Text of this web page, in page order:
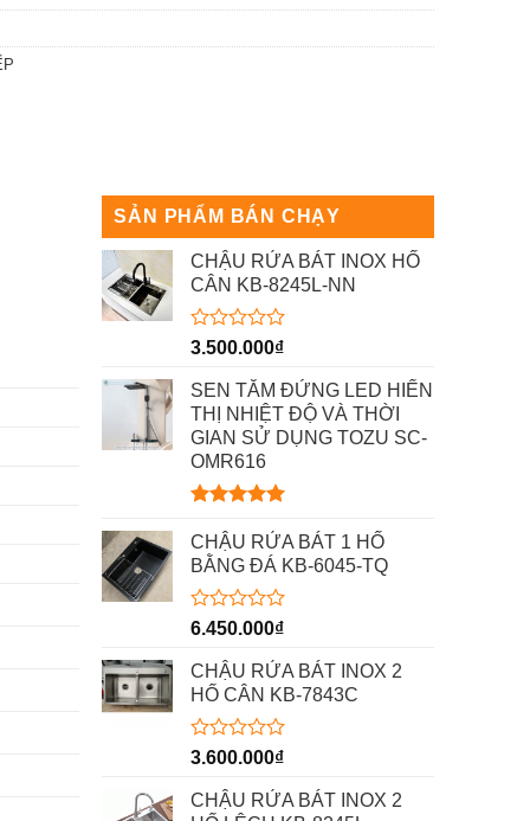
SẢN PHẨM BÁN CHẠY
CHẬU RỬA BÁT INOX HỐ
CÂN KB-8245L-NN
Được
hạng
0
5
sao
3.500.000₫
SEN TẮM ĐỨNG LED HIỂN
THỊ NHIỆT ĐỘ VÀ THỜI
GIAN SỬ DỤNG TOZU SC-
OMR616
hạng 5.00
5 sao
CHẬU RỬA BÁT 1 HỐ
BẰNG ĐÁ KB-6045-TQ
Được
hạng
0
5
sao
6.450.000₫
CHẬU RỬA BÁT INOX 2
HỐ CÂN KB-7843C
Được
hạng
0
3.600.000₫
CHẬU RỬA BÁT INOX 2